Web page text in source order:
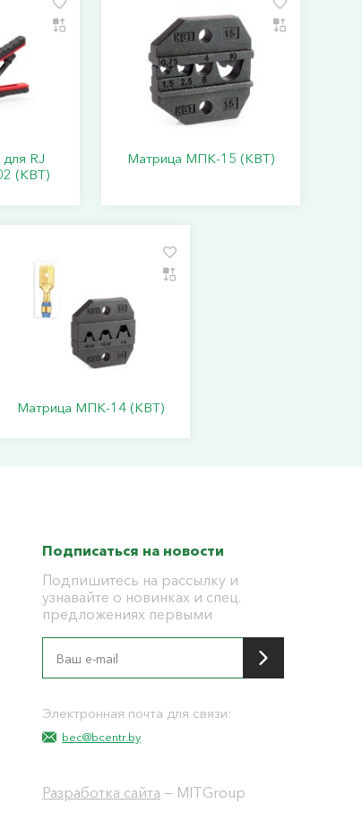
RJ
(КВТ)
Матрица МПК-15 (КВТ)
Матрица МПК-14 (КВТ)
Подписаться на новости
Подпишитесь на рассылку и
узнавайте о новинках и спец.
предложениях первыми
Электронная почта для связи:
bec@bcentr.by
Разработка сайта — MITGroup